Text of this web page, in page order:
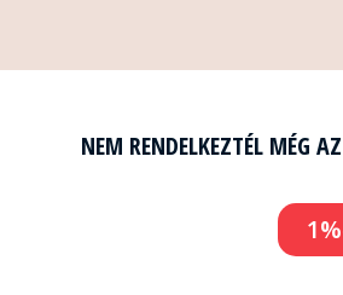
NEM RENDELKEZTÉL MÉG